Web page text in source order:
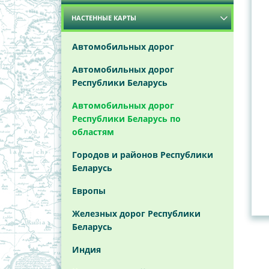
Карты
Брестская область
Витебская область
Гомельская область
Гродненская область
Минская область
Могилёвская область
НАСТЕННЫЕ КАРТЫ
Автомобильных дорог
Автомобильных дорог
Республики Беларусь
Автомобильных дорог
Республики Беларусь по
областям
Городов и районов Республики
Беларусь
Европы
Железных дорог Республики
Беларусь
Индия